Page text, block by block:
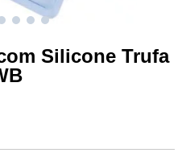
Silicone Trufa